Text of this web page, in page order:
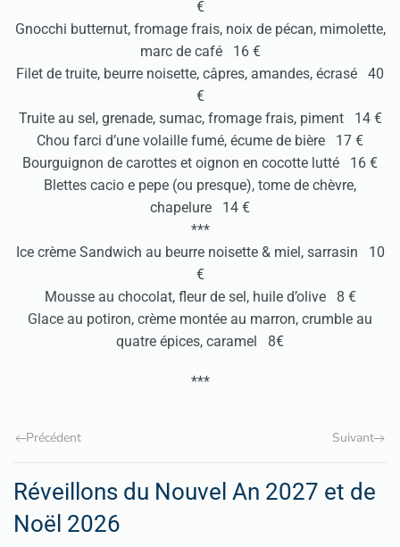
€
Gnocchi butternut, fromage frais, noix de pécan, mimolette,
marc de café 16 €
Filet de truite, beurre noisette, câpres, amandes, écrasé 40
€
Truite au sel, grenade, sumac, fromage frais, piment 14 €
Chou farci d’une volaille fumé, écume de bière 17 €
Bourguignon de carottes et oignon en cocotte lutté 16 €
Blettes cacio e pepe (ou presque), tome de chèvre,
chapelure 14 €
***
Ice crème Sandwich au beurre noisette & miel, sarrasin 10
€
Mousse au chocolat, fleur de sel, huile d’olive 8 €
Glace au potiron, crème montée au marron, crumble au
quatre épices, caramel 8€
***
Précédent Suivant
Réveillons du Nouvel An 2027 et de
Noël 2026